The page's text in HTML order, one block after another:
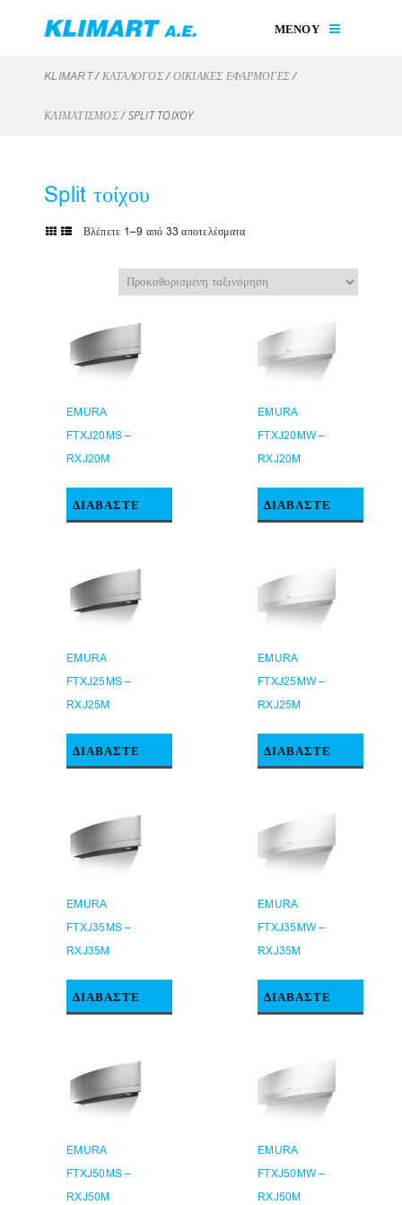
ΜΕΝΟΥ
KLIMART/ΚΑΤΑΛΟΓΟΣ/ΟΙΚΙΑΚΈΣ ΕΦΑΡΜΟΓΈΣ/
ΚΛΙΜΑΤΙΣΜΌΣ/SPLIT ΤΟΊΧΟΥ
Split τοίχου
Βλέπετε 1–9 από 33 αποτελέσματα
EMURA
FTXJ20MS –
RXJ20M
ΔΙΑΒΆΣΤΕ
EMURA
FTXJ20MW –
RXJ20M
ΔΙΑΒΆΣΤΕ
EMURA
FTXJ25MS –
RXJ25M
ΔΙΑΒΆΣΤΕ
EMURA
FTXJ25MW –
RXJ25M
ΔΙΑΒΆΣΤΕ
EMURA
FTXJ35MS –
RXJ35M
ΔΙΑΒΆΣΤΕ
EMURA
FTXJ35MW –
RXJ35M
ΔΙΑΒΆΣΤΕ
EMURA
FTXJ50MS –
RXJ50M
EMURA
FTXJ50MW –
RXJ50M